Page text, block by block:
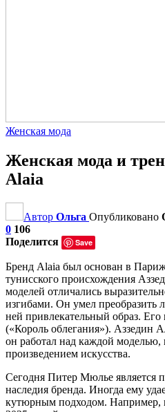
Женская мода
Женская мода и
Alaia
Автор Ольга Опубликовано
0 106
Поделится
Save
Бренд Alaia был основан в
тунисского происхождения
моделей отличались
изгибами. Он умел
ней привлекательный образ.
(«Король облегания»). Аззедин
он работал над каждой моделью,
произведением искусства.
Сегодня Питер Мюлье является
наследия бренда. Иногда ему
кутюрным подходом. Например,